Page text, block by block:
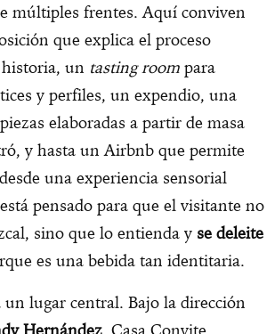
múltiples frentes. Aquí conviven
que explica el proceso
un tasting room para
y perfiles, un expendio, una
elaboradas a partir de masa
y hasta un Airbnb que permite
una experiencia sensorial
pensado para que el visitante no
sino que lo entienda y se deleite
es una bebida tan identitaria.
un lugar central. Bajo la dirección
Hernández , Casa Convite